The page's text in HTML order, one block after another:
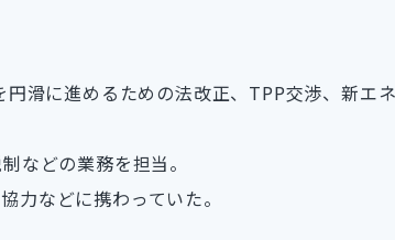
滑に進めるための法改正、TPP交渉、新エネ
などの業務を担当。
力などに携わっていた。